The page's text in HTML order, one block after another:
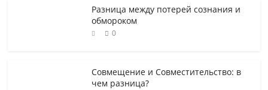
Разница между потерей сознания и
обмороком
0
Совмещение и Совместительство: в
чем разница?